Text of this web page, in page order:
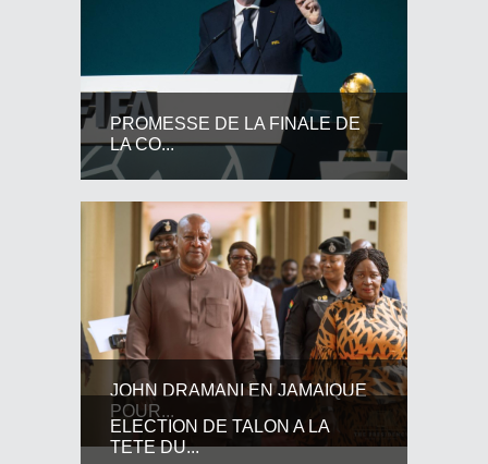
PROMESSE DE LA FINALE DE
LA CO...
JOHN DRAMANI EN JAMAIQUE
POUR...
ELECTION DE TALON A LA
TETE DU...